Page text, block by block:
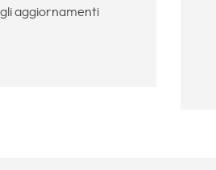
aggiornamenti